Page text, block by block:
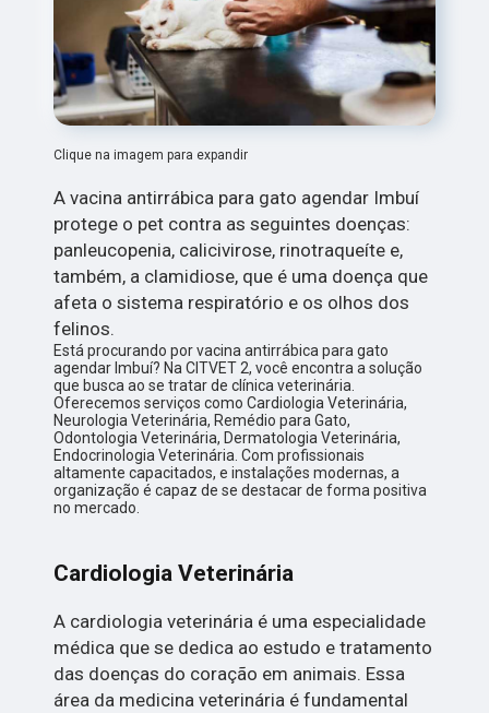
Clique na imagem para expandir
A vacina antirrábica para gato agendar Imbuí
protege o pet contra as seguintes doenças:
panleucopenia, calicivirose, rinotraqueíte e,
também, a clamidiose, que é uma doença que
afeta o sistema respiratório e os olhos dos
felinos.
Está procurando por vacina antirrábica para gato
agendar Imbuí? Na CITVET 2, você encontra a solução
que busca ao se tratar de clínica veterinária.
Oferecemos serviços como Cardiologia Veterinária,
Neurologia Veterinária, Remédio para Gato,
Odontologia Veterinária, Dermatologia Veterinária,
Endocrinologia Veterinária. Com profissionais
altamente capacitados, e instalações modernas, a
organização é capaz de se destacar de forma positiva
no mercado.
Cardiologia Veterinária
A cardiologia veterinária é uma especialidade
médica que se dedica ao estudo e tratamento
das doenças do coração em animais. Essa
área da medicina veterinária é fundamental